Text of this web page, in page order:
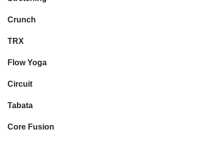
Crunch
TRX
Flow Yoga
Circuit
Tabata
Core Fusion